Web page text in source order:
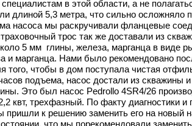
в этой области, а не
длиной 5,3 метра, что сильно осложняло
насоса мы раскручивали фланцевые
трос так же доставали из
5 мм глины, железа, марганца в виде
и марганца. Нами было рекомендовано
того, чтобы в дом поступала чистая
подъема, насос достали из
Это был насос Pedrollo 4SR4/26
квт, трехфазный. По факту диагностики
пришли к решению заменить его на новый
что мы порекомендовали